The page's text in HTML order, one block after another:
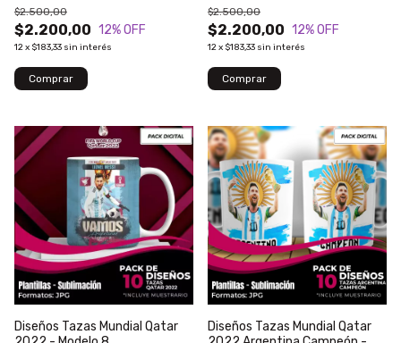
$2.200,00
$2.500,00
12% OFF
12x $183,33 sin interés
$2.200,00
$2.500,00
12% OFF
12x $183,33 sin interés
Diseños Tazas Mundial Qatar
Diseños Tazas Mundial Qatar